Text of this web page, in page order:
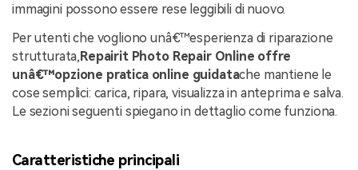
immagini possono essere rese leggibili di nuovo.
Per utenti che vogliono unâ€™esperienza di riparazione
strutturata,Repairit Photo Repair Online offre
unâ€™opzione pratica online guidatache mantiene le
cose semplici: carica, ripara, visualizza in anteprima e salva.
Le sezioni seguenti spiegano in dettaglio come funziona.
Caratteristiche principali